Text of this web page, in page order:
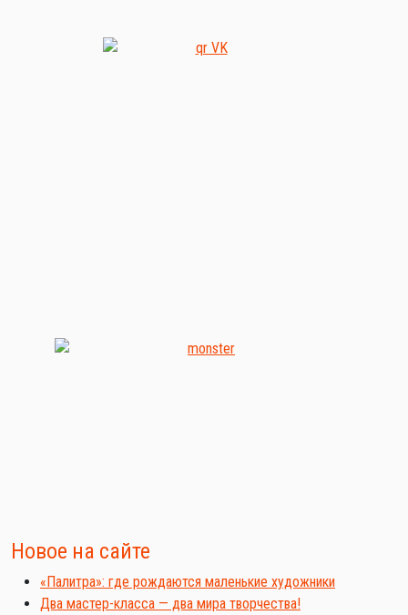
Новое на сайте
«Палитра»: где рождаются маленькие художники
Два мастер-класса — два мира творчества!